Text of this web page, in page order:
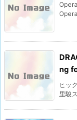
ng
ヒッ
里駿